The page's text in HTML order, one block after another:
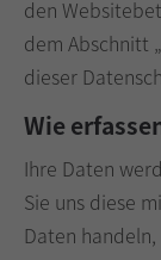
Drop us
About
Lorem
adipiscing
Aenean
den
dem Abschnitt
dieser
Wie
Ihre Daten
Sie uns diese
Daten